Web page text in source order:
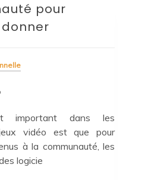
pour
important dans les
vidéo est que pour
à la communauté, les
logicie